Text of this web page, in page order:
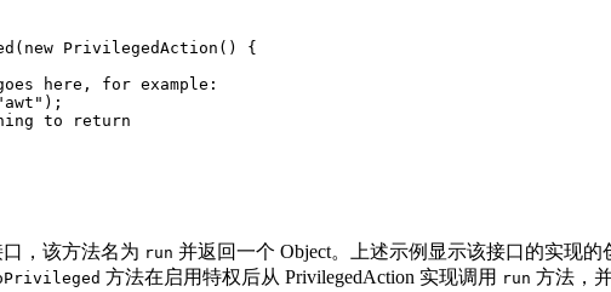
PrivilegedAction() {
here, for example:
to return
，该方法名为 run 并返回一个 Object。上述示例显示该接口的实现的
方法在启用特权后从 PrivilegedAction 实现调用 run 方法，